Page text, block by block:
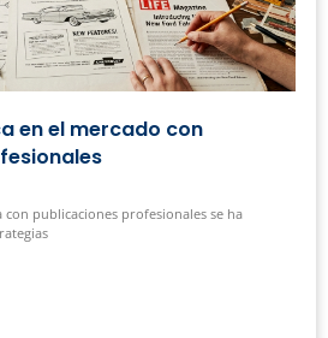
en el mercado con
publicaciones profesionales se ha